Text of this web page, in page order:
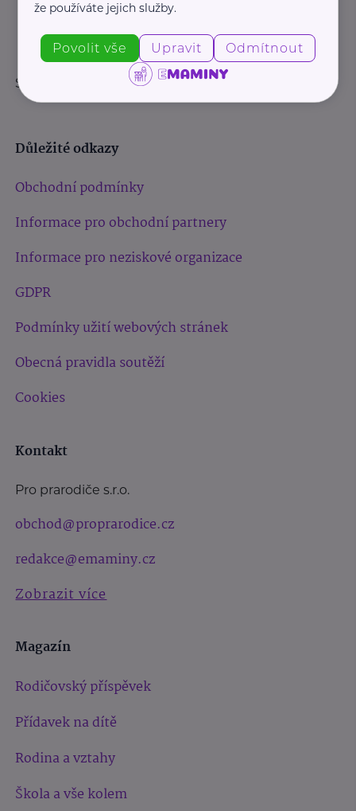
Sledujte nás:
Důležité odkazy
Obchodní podmínky
Informace pro obchodní partnery
Informace pro neziskové organizace
GDPR
Podmínky užití webových stránek
Obecná pravidla soutěží
Cookies
Kontakt
Pro prarodiče s.r.o.
obchod@proprarodice.cz
redakce@emaminy.cz
Zobrazit více
Magazín
Rodičovský příspěvek
Přídavek na dítě
Rodina a vztahy
Škola a vše kolem
že používáte jejich služby.
Povolit vše Upravit Odmítnout